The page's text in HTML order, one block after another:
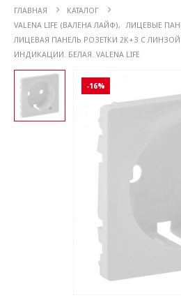
ГЛАВНАЯ
КАТАЛОГ
VALENA LIFE (ВАЛЕНА ЛАЙФ), ЛИЦЕВЫЕ
ЛИЦЕВАЯ ПАНЕЛЬ РОЗЕТКИ 2К+З C
ИНДИКАЦИИ. БЕЛАЯ. VALENA LIFE
-16%